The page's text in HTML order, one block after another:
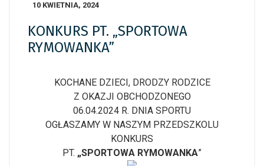
10 KWIETNIA, 2024
KONKURS PT. „SPORTOWA
RYMOWANKA”
KOCHANE DZIECI, DRODZY RODZICE
Z OKAZJI OBCHODZONEGO
06.04.2024 R. DNIA SPORTU
OGŁASZAMY W NASZYM PRZEDSZKOLU
KONKURS
PT. „SPORTOWA RYMOWANKA”